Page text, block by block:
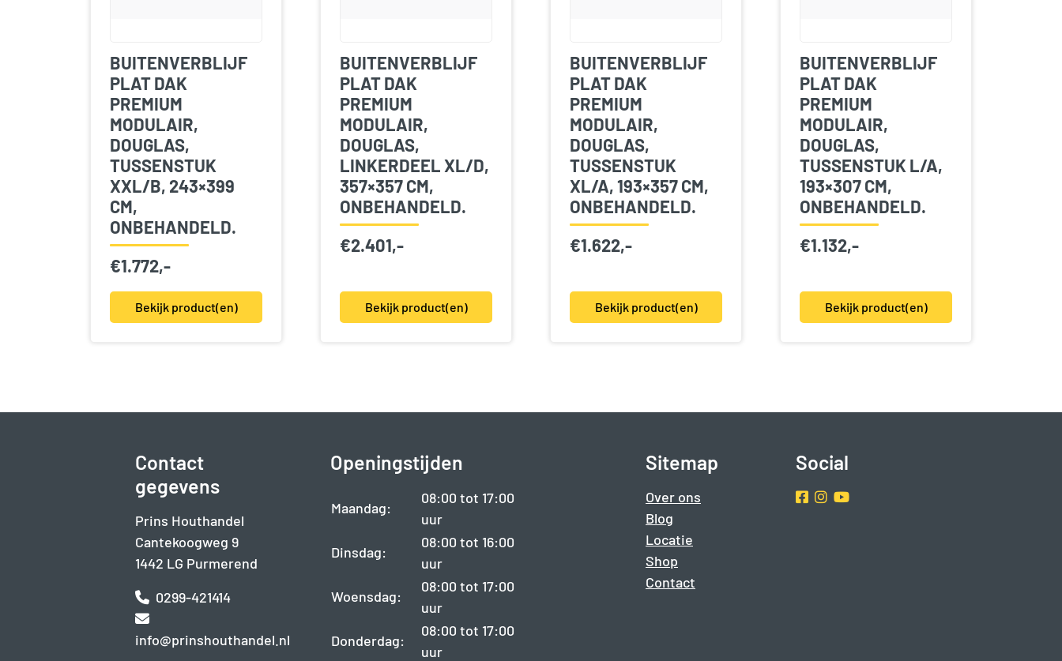
BUITENVERBLIJF
PLAT DAK
PREMIUM
MODULAIR,
DOUGLAS,
TUSSENSTUK
XXL/B, 243×399
CM,
ONBEHANDELD.
€1.772,-
Bekijk product(en)
BUITENVERBLIJF
PLAT DAK
PREMIUM
MODULAIR,
DOUGLAS,
LINKERDEEL XL/D,
357×357 CM,
ONBEHANDELD.
€2.401,-
Bekijk product(en)
BUITENVERBLIJF
PLAT DAK
PREMIUM
MODULAIR,
DOUGLAS,
TUSSENSTUK
XL/A, 193×357 CM,
ONBEHANDELD.
€1.622,-
Bekijk product(en)
BUITENVERBLIJF
PLAT DAK
PREMIUM
MODULAIR,
DOUGLAS,
TUSSENSTUK L/A,
193×307 CM,
ONBEHANDELD.
€1.132,-
Bekijk product(en)
Contact
gegevens
Prins Houthandel
Cantekoogweg 9
1442 LG Purmerend
0299-421414
info@prinshouthandel.nl
Openingstijden
Maandag:
08:00 tot 17:00
uur
Dinsdag:
08:00 tot 16:00
uur
Woensdag:
08:00 tot 17:00
uur
Donderdag:
08:00 tot 17:00
uur
Sitemap
Over ons
Blog
Locatie
Shop
Contact
Social
Facebook
Instragram
Youtube